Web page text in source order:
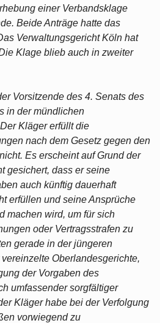
einer Verbandsklage
Beide Anträge hatte das
Verwaltungsgericht Köln hat
Klage blieb auch in zweiter
Vorsitzende des 4. Senats des
in der mündlichen
Kläger erfüllt die
nach dem Gesetz gegen den
Es erscheint auf Grund der
gesichert, dass er seine
auch künftig dauerhaft
erfüllen und seine Ansprüche
machen wird, um für sich
oder Vertragsstrafen zu
gerade in der jüngeren
Oberlandesgerichte,
der Vorgaben des
umfassender sorgfältiger
Kläger habe bei der Verfolgung
vorwiegend zu